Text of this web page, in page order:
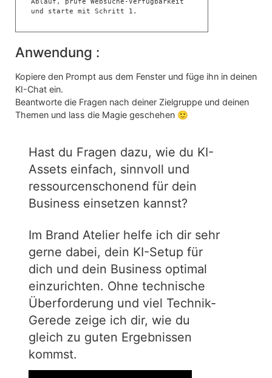
Ablauf, prüfe Websuche-Verfügbarkeit
Anwendung :
Kopiere den Prompt aus dem Fenster und füge ihn in deinen
KI-Chat ein.
Beantworte die Fragen nach deiner Zielgruppe und deinen
Themen und lass die Magie geschehen 🙂
Hast du Fragen dazu, wie du KI-
Assets einfach, sinnvoll und
ressourcenschonend für dein
Business einsetzen kannst?
Im Brand Atelier helfe ich dir sehr
gerne dabei, dein KI-Setup für
dich und dein Business optimal
einzurichten. Ohne technische
Überforderung und viel Technik-
Gerede zeige ich dir, wie du
gleich zu guten Ergebnissen
kommst.